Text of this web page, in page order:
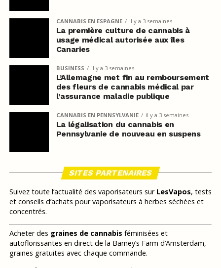
CANNABIS EN ESPAGNE il y a 3 semaines
La première culture de cannabis à
usage médical autorisée aux îles
Canaries
BUSINESS il y a 3 semaines
L’Allemagne met fin au remboursement
des fleurs de cannabis médical par
l’assurance maladie publique
CANNABIS EN PENNSYLVANIE il y a 3 semaines
La légalisation du cannabis en
Pennsylvanie de nouveau en suspens
SITES PARTENAIRES
Suivez toute l’actualité des vaporisateurs sur LesVapos, tests
et conseils d’achats pour vaporisateurs à herbes séchées et
concentrés.
Acheter des graines de cannabis féminisées et
autoflorissantes en direct de la Barney’s Farm d’Amsterdam,
graines gratuites avec chaque commande.